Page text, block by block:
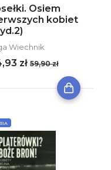
Osiem
kobiet
Wiechnik
zł 59,90 zł